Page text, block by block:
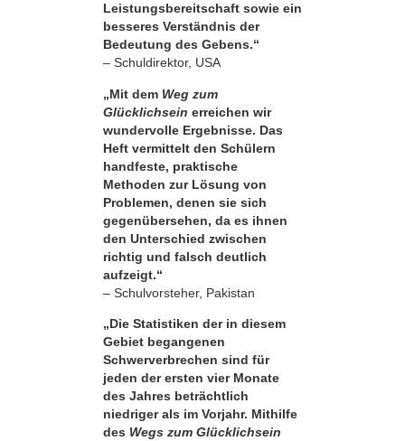
Leistungsbereitschaft sowie ein
besseres Verständnis der
Bedeutung des Gebens.“
– Schuldirektor, USA
„Mit dem Weg zum
Glücklichsein erreichen wir
wundervolle Ergebnisse. Das
Heft vermittelt den Schülern
handfeste, praktische
Methoden zur Lösung von
Problemen, denen sie sich
gegenübersehen, da es ihnen
den Unterschied zwischen
richtig und falsch deutlich
aufzeigt.“
– Schulvorsteher, Pakistan
„Die Statistiken der in diesem
Gebiet begangenen
Schwerverbrechen sind für
jeden der ersten vier Monate
des Jahres beträchtlich
niedriger als im Vorjahr. Mithilfe
des Wegs zum Glücklichsein